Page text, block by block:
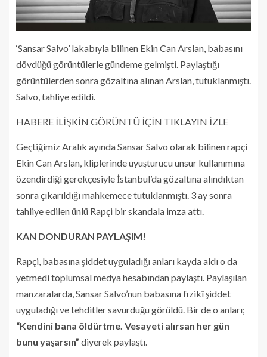
‘Sansar Salvo’ lakabıyla bilinen Ekin Can Arslan, babasını
dövdüğü görüntülerle gündeme gelmişti. Paylaştığı
görüntülerden sonra gözaltına alınan Arslan, tutuklanmıştı.
Salvo, tahliye edildi.
HABERE İLİŞKİN GÖRÜNTÜ İÇİN TIKLAYIN İZLE
Geçtiğimiz Aralık ayında Sansar Salvo olarak bilinen rapçi
Ekin Can Arslan, kliplerinde uyuşturucu unsur kullanımına
özendirdiği gerekçesiyle İstanbul’da gözaltına alındıktan
sonra çıkarıldığı mahkemece tutuklanmıştı. 3 ay sonra
tahliye edilen ünlü Rapçi bir skandala imza attı.
KAN DONDURAN PAYLAŞIM!
Rapçi, babasına şiddet uyguladığı anları kayda aldı o da
yetmedi toplumsal medya hesabından paylaştı. Paylaşılan
manzaralarda, Sansar Salvo’nun babasına fizikî şiddet
uyguladığı ve tehditler savurduğu görüldü. Bir de o anları;
“Kendini bana öldürtme. Vesayeti alırsan her gün
bunu yaşarsın” diyerek paylaştı.